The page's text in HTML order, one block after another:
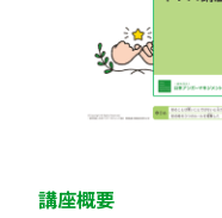
講座概要